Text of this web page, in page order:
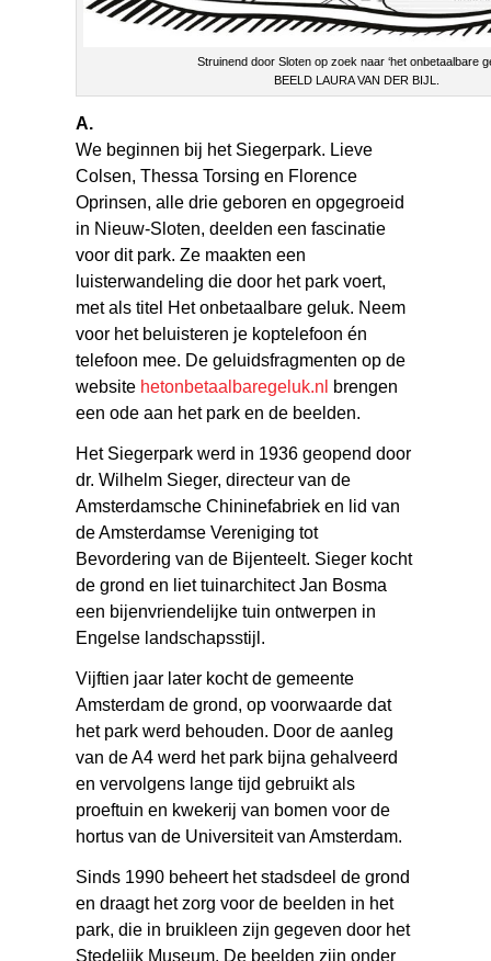
Struinend door Sloten op zoek naar ‘het onbetaalbare
BEELD LAURA VAN DER BIJL.
A.
We beginnen bij het Siegerpark. Lieve
Colsen, Thessa Torsing en Florence
Oprinsen, alle drie geboren en opgegroeid
in Nieuw-Sloten, deelden een fascinatie
voor dit park. Ze maakten een
luisterwandeling die door het park voert,
met als titel Het onbetaalbare geluk. Neem
voor het beluisteren je koptelefoon én
telefoon mee. De geluidsfragmenten op de
website hetonbetaalbaregeluk.nl
brengen
een ode aan het park en de beelden.
Het Siegerpark werd in 1936 geopend door
dr. Wilhelm Sieger, directeur van de
Amsterdamsche Chininefabriek en lid van
de Amsterdamse Vereniging tot
Bevordering van de Bijenteelt. Sieger kocht
de grond en liet tuinarchitect Jan Bosma
een ­bijenvriendelijke tuin ontwerpen in
Engelse landschapsstijl.
Vijftien jaar later kocht de gemeente
Amsterdam de grond, op voorwaarde dat
het park werd behouden. Door de aanleg
van de A4 werd het park bijna gehalveerd
en vervolgens lange tijd gebruikt als
proeftuin en kwekerij van bomen voor de
hortus van de Universiteit van Amsterdam.
Sinds 1990 beheert het stadsdeel de grond
en draagt het zorg voor de beelden in het
park, die in bruikleen zijn gegeven door het
Stedelijk Museum. De beelden zijn onder